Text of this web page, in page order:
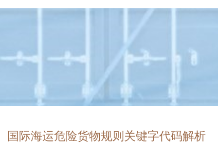
国际海运危险货物规则关键字代码解析